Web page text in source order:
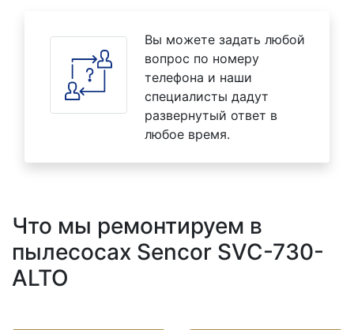
Вы можете задать любой
вопрос по номеру
телефона и наши
специалисты дадут
развернутый ответ в
любое время.
Что мы ремонтируем в
пылесосах Sencor SVC-730-
ALTO